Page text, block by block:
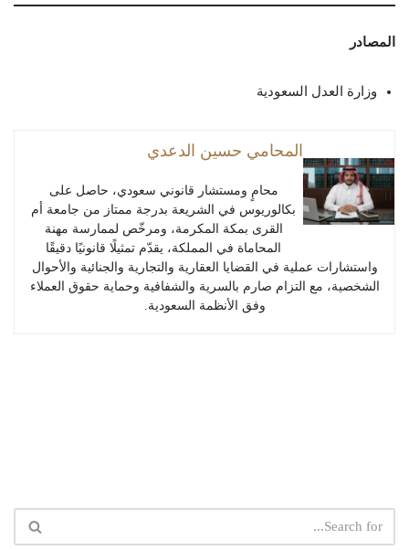
المصادر
وزارة العدل السعودية
المحامي حسين الدعدي
محامٍ ومستشار قانوني سعودي، حاصل على
بكالوريوس في الشريعة بدرجة ممتاز من جامعة أم
القرى بمكة المكرمة، ومرخّص لممارسة مهنة
المحاماة في المملكة، يقدّم تمثيلًا قانونيًا دقيقًا
واستشارات عملية في القضايا العقارية والتجارية والجنائية والأحوال
الشخصية، مع التزام صارم بالسرية والشفافية وحماية حقوق العملاء
وفق الأنظمة السعودية.